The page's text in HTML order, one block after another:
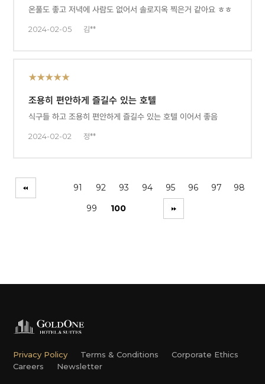
온풀도 좋고 저녁에 사람도 없어서 솔로지옥 찍은거 같아요 ㅎㅎ
2024-02-05 김**
★★★★★
조용히 편안하게 즐길수 있는 호텔
식구들 하고 조용히 편안하게 즐길수 있는 호텔 이어서 좋음
2024-02-02 정**
91 92 93 94 95 96 97
98
99
100
Privacy Policy Terms & Conditions
Corporate Ethics
Careers
Newsletter